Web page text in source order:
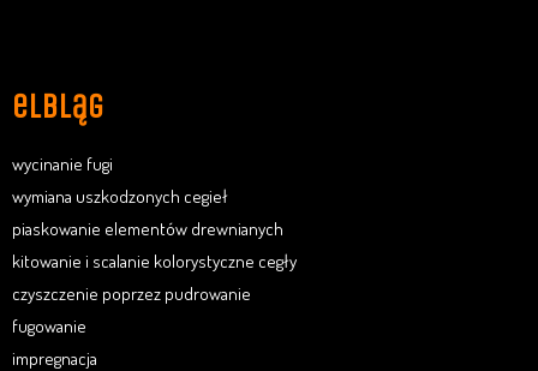
elbląg
wycinanie fugi
wymiana uszkodzonych cegieł
piaskowanie elementów drewnianych
kitowanie i scalanie kolorystyczne cegły
czyszczenie poprzez pudrowanie
fugowanie
impregnacja